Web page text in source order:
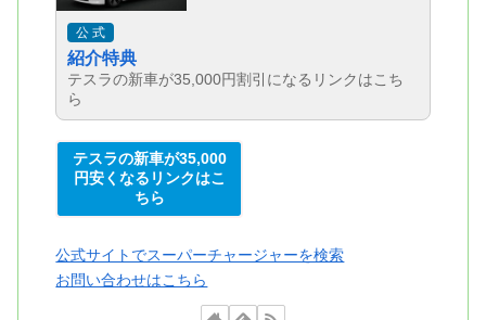
公 式
紹介特典
テスラの新車が35,000円割引になるリンクはこち
ら
テスラの新車が35,000
円安くなるリンクはこ
ちら
公式サイトでスーパーチャージャーを検索
お問い合わせはこちら